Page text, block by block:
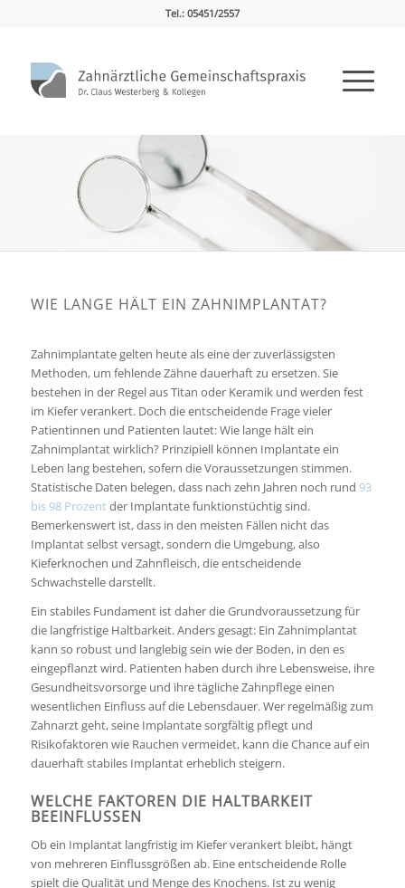
Tel.: 05451/2557
WIE LANGE HÄLT EIN ZAHNIMPLANTAT?
Zahnimplantate gelten heute als eine der zuverlässigsten
Methoden, um fehlende Zähne dauerhaft zu ersetzen. Sie
bestehen in der Regel aus Titan oder Keramik und werden fest
im Kiefer verankert. Doch die entscheidende Frage vieler
Patientinnen und Patienten lautet: Wie lange hält ein
Zahnimplantat wirklich? Prinzipiell können Implantate ein
Leben lang bestehen, sofern die Voraussetzungen stimmen.
Statistische Daten belegen, dass nach zehn Jahren noch rund 93
bis 98 Prozent der Implantate funktionstüchtig sind.
Bemerkenswert ist, dass in den meisten Fällen nicht das
Implantat selbst versagt, sondern die Umgebung, also
Kieferknochen und Zahnfleisch, die entscheidende
Schwachstelle darstellt.
Ein stabiles Fundament ist daher die Grundvoraussetzung für
die langfristige Haltbarkeit. Anders gesagt: Ein Zahnimplantat
kann so robust und langlebig sein wie der Boden, in den es
eingepflanzt wird. Patienten haben durch ihre Lebensweise, ihre
Gesundheitsvorsorge und ihre tägliche Zahnpflege einen
wesentlichen Einfluss auf die Lebensdauer. Wer regelmäßig zum
Zahnarzt geht, seine Implantate sorgfältig pflegt und
Risikofaktoren wie Rauchen vermeidet, kann die Chance auf ein
dauerhaft stabiles Implantat erheblich steigern.
WELCHE FAKTOREN DIE HALTBARKEIT
BEEINFLUSSEN
Ob ein Implantat langfristig im Kiefer verankert bleibt, hängt
von mehreren Einflussgrößen ab. Eine entscheidende Rolle
spielt die Qualität und Menge des Knochens. Ist zu wenig